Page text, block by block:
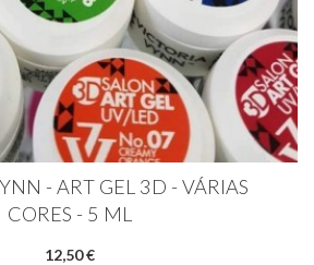
- ART GEL 3D - VÁRIAS
CORES - 5 ML
12,50 €